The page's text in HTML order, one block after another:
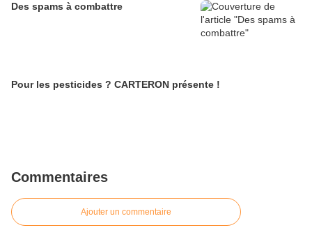
Des spams à combattre
Pour les pesticides ? CARTERON présente !
Commentaires
Ajouter un commentaire